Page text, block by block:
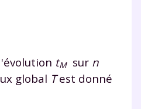
tM sur n
global Test donné